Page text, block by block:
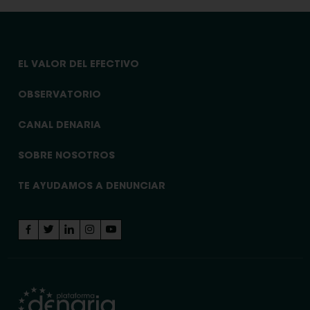
EL VALOR DEL EFECTIVO
OBSERVATORIO
CANAL DENARIA
SOBRE NOSOTROS
TE AYUDAMOS A DENUNCIAR